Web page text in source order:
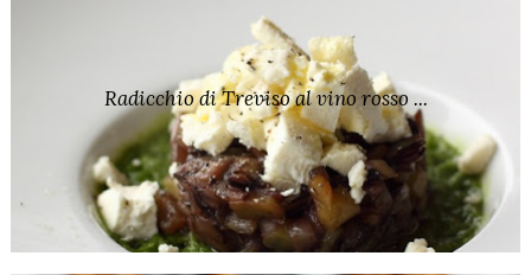
Radicchio di Treviso al vino rosso ...